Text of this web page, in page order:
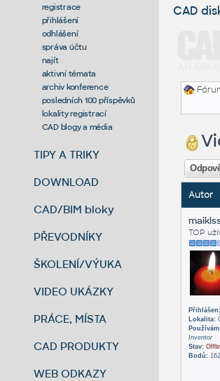
registrace
přihlášení
odhlášení
správa účtu
najít
aktivní témata
archiv konference
posledních 100 příspěvků
lokality registrací
CAD blogy a média
TIPY A TRIKY
DOWNLOAD
CAD/BIM bloky
PŘEVODNÍKY
ŠKOLENÍ/VÝUKA
VIDEO UKÁZKY
PRÁCE, MÍSTA
CAD PRODUKTY
WEB ODKAZY
CAD
Autor
maiklss
TOP
Přihlášen:
Lokalita:
Inventor
Stav:
Bodů: